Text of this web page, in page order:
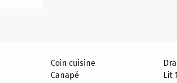
Coin cuisine
Canapé
Lit